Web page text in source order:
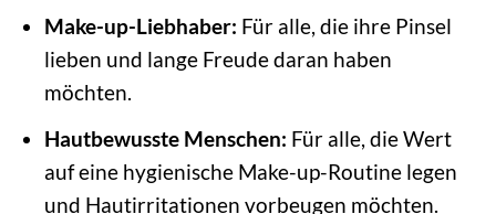
Make-up-Liebhaber: Für alle, die ihre Pinsel
lieben und lange Freude daran haben
möchten.
Hautbewusste Menschen: Für alle, die Wert
auf eine hygienische Make-up-Routine legen
und Hautirritationen vorbeugen möchten.